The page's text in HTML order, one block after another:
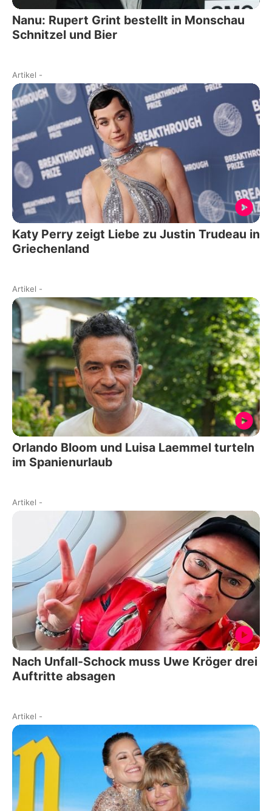
Nanu: Rupert Grint bestellt in Monschau
Schnitzel und Bier
Artikel -
Katy Perry zeigt Liebe zu Justin Trudeau in
Griechenland
Artikel -
Orlando Bloom und Luisa Laemmel turteln
im Spanienurlaub
Artikel -
Nach Unfall-Schock muss Uwe Kröger drei
Auftritte absagen
Artikel -